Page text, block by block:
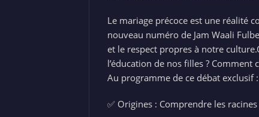
Le mariage précoce est une réalité
nouveau numéro de Jam Waali
et le respect propres à notre
l’éducation de nos filles ?
Au programme de ce débat exclusif :
✅ Origines : Comprendre les